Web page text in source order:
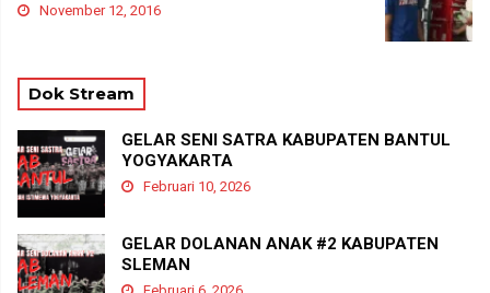
November 12, 2016
Dok Stream
GELAR SENI SATRA KABUPATEN BANTUL
YOGYAKARTA
Februari 10, 2026
GELAR DOLANAN ANAK #2 KABUPATEN
SLEMAN